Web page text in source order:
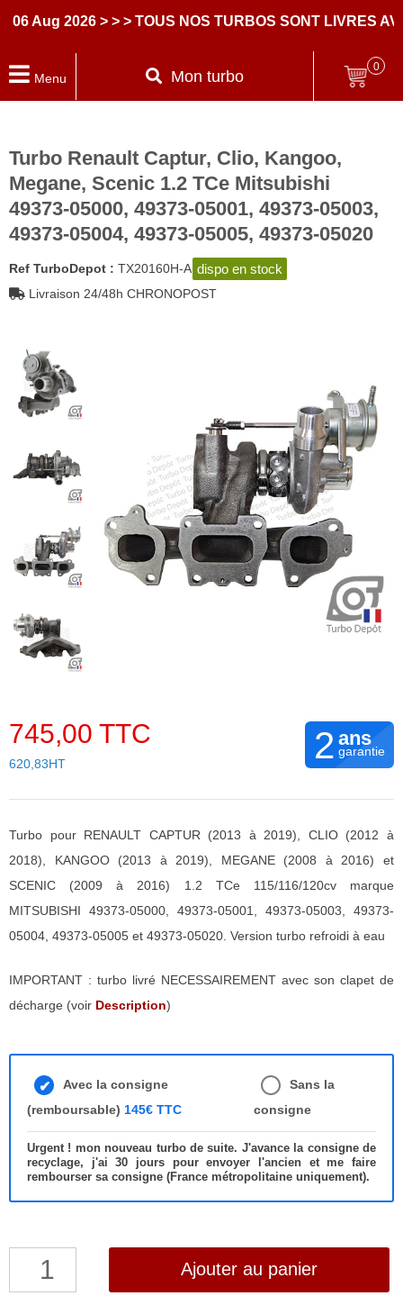
2026 > > > TOUS NOS TURBOS SONT LIVRES AVEC
Menu Mon turbo
0
Turbo Renault Captur, Clio, Kangoo,
Megane, Scenic 1.2 TCe Mitsubishi
49373-05000, 49373-05001, 49373-05003,
49373-05004, 49373-05005, 49373-05020
Ref TurboDepot : TX20160H-A dispo en stock
Livraison 24/48h CHRONOPOST
745,00 TTC
620,83HT 2 ans
garantie
Turbo pour RENAULT CAPTUR (2013 à 2019), CLIO (2012 à
2018), KANGOO (2013 à 2019), MEGANE (2008 à 2016) et
SCENIC (2009 à 2016) 1.2 TCe 115/116/120cv marque
MITSUBISHI 49373-05000, 49373-05001, 49373-05003, 49373-
05004, 49373-05005 et 49373-05020. Version turbo refroidi à eau
IMPORTANT : turbo livré NECESSAIREMENT avec son clapet de
décharge (voir Description)
Avec la consigne
(remboursable) 145€ TTC
Sans la
consigne
Urgent ! mon nouveau turbo de suite. J'avance la consigne de
recyclage, j'ai 30 jours pour envoyer l'ancien et me faire
rembourser sa consigne (France métropolitaine uniquement).
quantité
Ajouter au panier